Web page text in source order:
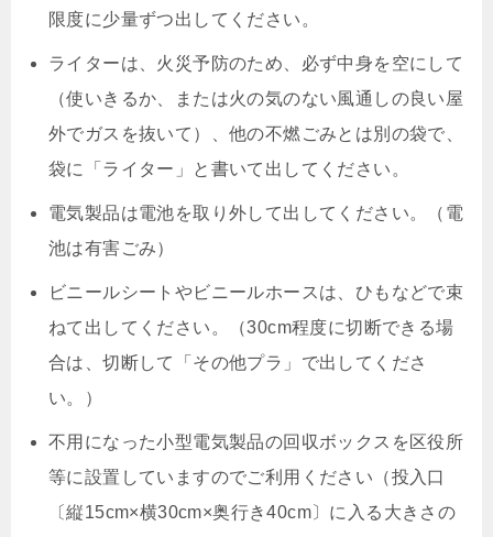
限度に少量ずつ出してください。
ライターは、火災予防のため、必ず中身を空にして
（使いきるか、または火の気のない風通しの良い屋
外でガスを抜いて）、他の不燃ごみとは別の袋で、
袋に「ライター」と書いて出してください。
電気製品は電池を取り外して出してください。（電
池は有害ごみ）
ビニールシートやビニールホースは、ひもなどで束
ねて出してください。（30cm程度に切断できる場
合は、切断して「その他プラ」で出してくださ
い。）
不用になった小型電気製品の回収ボックスを区役所
等に設置していますのでご利用ください（投入口
〔縦15cm×横30cm×奥行き40cm〕に入る大きさの